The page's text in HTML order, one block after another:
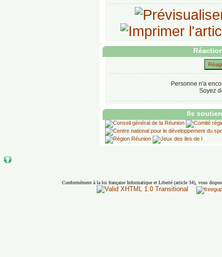
Personne n'a
Soyez
Ils
Conformément à la loi française Informatique et Liberté (article 34), vous